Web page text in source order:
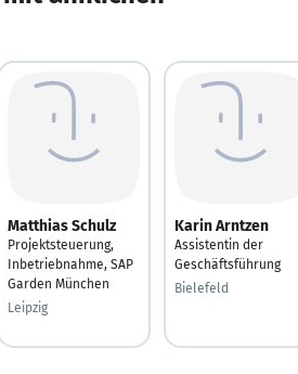
Matthias Schulz
Projektsteuerung,
Inbetriebnahme, SAP
Garden München
Leipzig
Karin Arntzen
Assistentin der
Geschäftsführung
Bielefeld